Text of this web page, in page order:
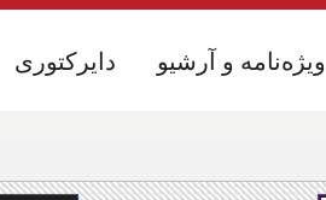
دایرکتوری ویژه‌نامه و آرشیو دایرکتوری ویژه‌نامه و آرشیو